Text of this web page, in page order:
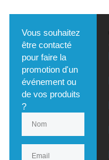
Vous souhaitez
être contacté
pour faire la
promotion d'un
événement ou
de vos produits
?